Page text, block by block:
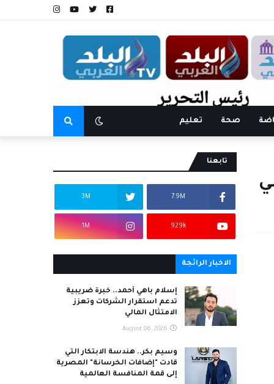
صحة تعليم
تابعنا
7.9M
3M
929k
1M
الاخبار الرائجة
إسلام باهي أحمد.. خبرة ضريبية
تدعم استقرار الشركات وتعزز
الامتثال المالي
August 06, 2026
وسيم بكر.. هندسة الابتكار التي
قادت "إضافات الخرسانة" المصرية
إلى قمة المنافسة العالمية